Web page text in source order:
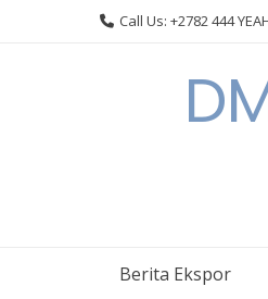
Call Us: +2782 444
Berita Ekspor